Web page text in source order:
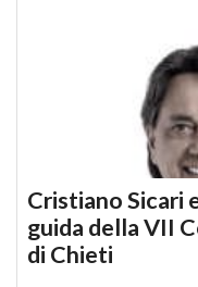
Cristiano Sicari
guida della VII
di Chieti